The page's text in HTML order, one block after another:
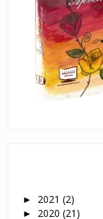
► 2021(2)
► 2020(21)